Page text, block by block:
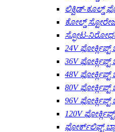
ಲಿಕ್ವಿಡ್-ಕೂಲ್ಡ್
ಕೋಲ್ಡ್
ಸ್ಫೋಟ-ನಿರೋಧಕ
24V ಫೋರ್ಕ್ಲಿಫ್ಟ್
36V ಫೋರ್ಕ್ಲಿಫ್ಟ್
48V ಫೋರ್ಕ್ಲಿಫ್ಟ್
80V ಫೋರ್ಕ್ಲಿಫ್ಟ್
96V ಫೋರ್ಕ್ಲಿಫ್ಟ್
120V
ಫೋರ್ಕ್‌ಲಿಫ್ಟ್